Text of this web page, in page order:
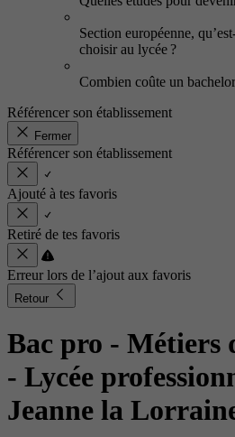
Section européenne,
choisir au lycée ?
Combien coûte un
Référencer son établissement
Fermer
Référencer son établissement
Ajouté à tes favoris
Retiré de tes favoris
Erreur lors de l’ajout aux favoris
Retour
Bac pro - Métiers
- Lycée
Jeanne la